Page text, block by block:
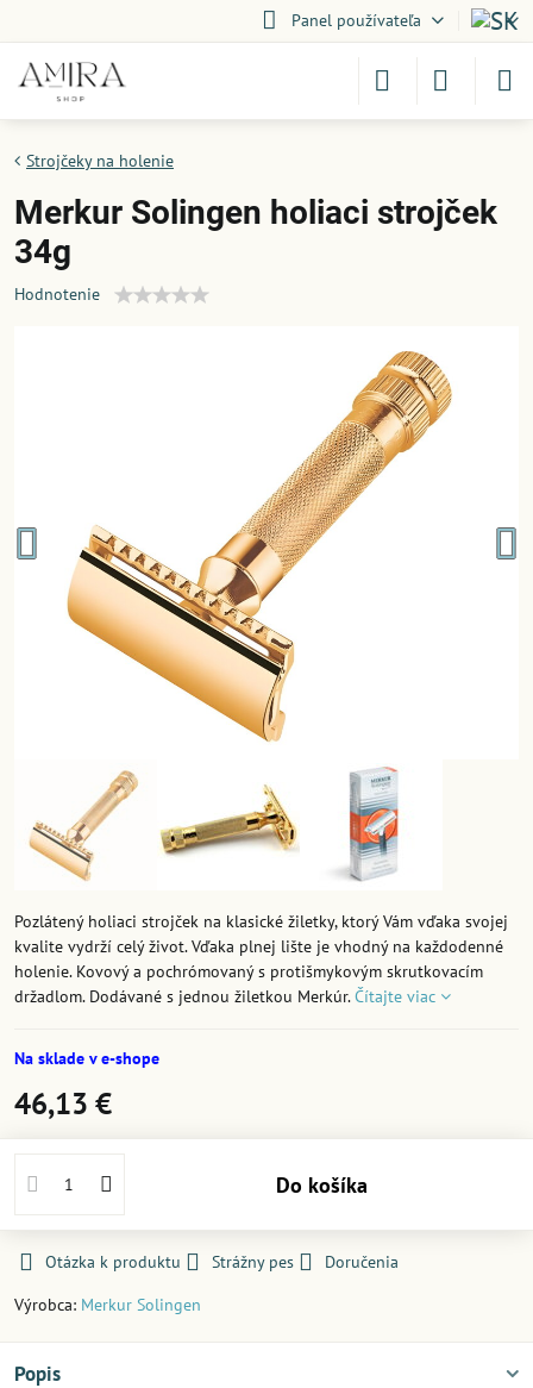
Panel používateľa
Strojčeky na holenie
Merkur Solingen holiaci strojček
34g
Hodnotenie
Pozlátený holiaci strojček na klasické žiletky, ktorý Vám vďaka svojej
kvalite vydrží celý život. Vďaka plnej lište je vhodný na každodenné
holenie. Kovový a pochrómovaný s protišmykovým skrutkovacím
držadlom. Dodávané s jednou žiletkou Merkúr.Čítajte viac
Na sklade v e-shope
46,13 €
Do košíka
Otázka k produktu Strážny pes
Doručenia
Výrobca: Merkur Solingen
Popis